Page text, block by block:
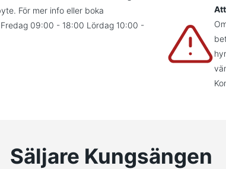
För mer info eller boka
09:00 - 18:00 Lördag 10:00 -
Säljare Kungsängen